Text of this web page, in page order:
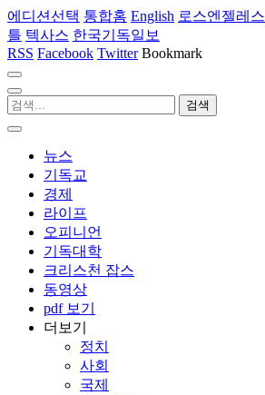
에디션선택 통합홈 English 로스엔젤레스
틀 텍사스 한국기독일보
RSS Facebook Twitter Bookmark
뉴스
기독교
경제
라이프
오피니언
기독대학
크리스천 잡스
동영상
pdf 보기
더보기
정치
사회
국제